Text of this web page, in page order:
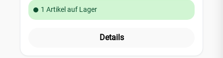
1 Artikel auf Lager
Details